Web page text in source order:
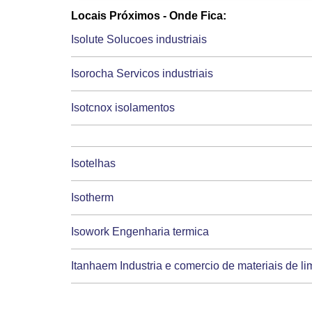
Locais Próximos - Onde Fica:
Isolute Solucoes industriais
Isorocha Servicos industriais
Isotcnox isolamentos
Isotelhas
Isotherm
Isowork Engenharia termica
Itanhaem Industria e comercio de materiais de